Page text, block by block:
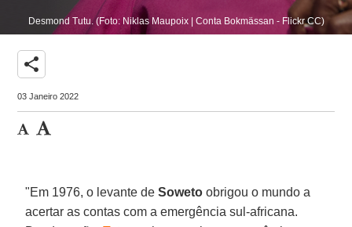
Desmond Tutu. (Foto: Niklas Maupoix | Conta Bokmässan - Flickr CC)
share
03 Janeiro 2022
"Em 1976, o levante deSoweto obrigou o mundo a
acertar as contas com a emergência sul-africana.